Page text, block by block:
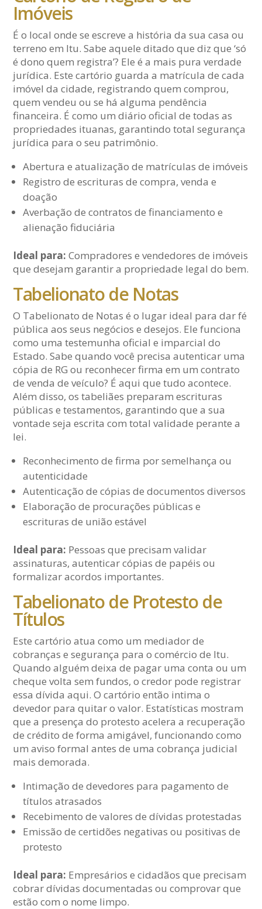
Imóveis
É o local onde se escreve a história da sua casa ou
terreno em Itu. Sabe aquele ditado que diz que ‘só
é dono quem registra’? Ele é a mais pura verdade
jurídica. Este cartório guarda a matrícula de cada
imóvel da cidade, registrando quem comprou,
quem vendeu ou se há alguma pendência
financeira. É como um diário oficial de todas as
propriedades ituanas, garantindo total segurança
jurídica para o seu patrimônio.
Abertura e atualização de matrículas de imóveis
Registro de escrituras de compra, venda e
doação
Averbação de contratos de financiamento e
alienação fiduciária
Ideal para: Compradores e vendedores de imóveis
que desejam garantir a propriedade legal do bem.
Tabelionato de Notas
O Tabelionato de Notas é o lugar ideal para dar fé
pública aos seus negócios e desejos. Ele funciona
como uma testemunha oficial e imparcial do
Estado. Sabe quando você precisa autenticar uma
cópia de RG ou reconhecer firma em um contrato
de venda de veículo? É aqui que tudo acontece.
Além disso, os tabeliães preparam escrituras
públicas e testamentos, garantindo que a sua
vontade seja escrita com total validade perante a
lei.
Reconhecimento de firma por semelhança ou
autenticidade
Autenticação de cópias de documentos diversos
Elaboração de procurações públicas e
escrituras de união estável
Ideal para: Pessoas que precisam validar
assinaturas, autenticar cópias de papéis ou
formalizar acordos importantes.
Tabelionato de Protesto de
Títulos
Este cartório atua como um mediador de
cobranças e segurança para o comércio de Itu.
Quando alguém deixa de pagar uma conta ou um
cheque volta sem fundos, o credor pode registrar
essa dívida aqui. O cartório então intima o
devedor para quitar o valor. Estatísticas mostram
que a presença do protesto acelera a recuperação
de crédito de forma amigável, funcionando como
um aviso formal antes de uma cobrança judicial
mais demorada.
Intimação de devedores para pagamento de
títulos atrasados
Recebimento de valores de dívidas protestadas
Emissão de certidões negativas ou positivas de
protesto
Ideal para: Empresários e cidadãos que precisam
cobrar dívidas documentadas ou comprovar que
estão com o nome limpo.